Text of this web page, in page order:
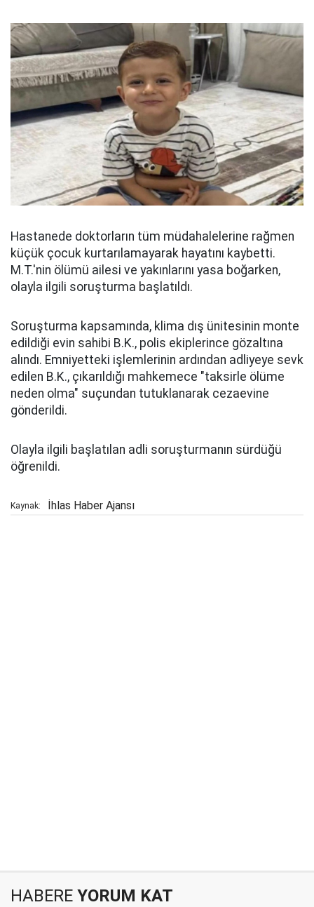
Hastanede doktorların tüm müdahalelerine rağmen
küçük çocuk kurtarılamayarak hayatını kaybetti.
M.T.'nin ölümü ailesi ve yakınlarını yasa boğarken,
olayla ilgili soruşturma başlatıldı.
Soruşturma kapsamında, klima dış ünitesinin monte
edildiği evin sahibi B.K., polis ekiplerince gözaltına
alındı. Emniyetteki işlemlerinin ardından adliyeye sevk
edilen B.K., çıkarıldığı mahkemece "taksirle ölüme
neden olma" suçundan tutuklanarak cezaevine
gönderildi.
Olayla ilgili başlatılan adli soruşturmanın sürdüğü
öğrenildi.
Kaynak: İhlas Haber Ajansı
HABERE YORUM KAT